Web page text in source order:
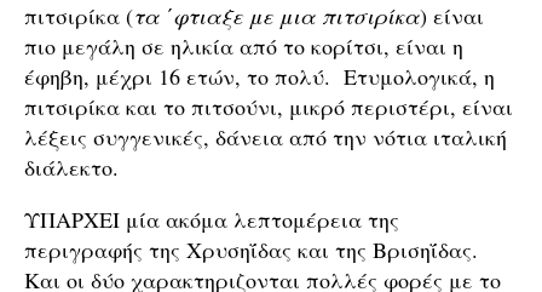
πιτσιρίκα (τα ΄φτιαξε με μια πιτσιρίκα) είναι
πιο μεγάλη σε ηλικία από το κορίτσι, είναι η
έφηβη, μέχρι 16 ετών, το πολύ. Ετυμολογικά, η
πιτσιρίκα και το πιτσούνι, μικρό περιστέρι, είναι
λέξεις συγγενικές, δάνεια από την νότια ιταλική
διάλεκτο.
ΥΠΑΡΧΕΙ μία ακόμα λεπτομέρεια της
περιγραφής της Χρυσηΐδας και της Βρισηΐδας.
Και οι δύο χαρακτηριζονται πολλές φορές με το